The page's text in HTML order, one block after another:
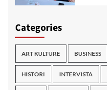
Categories
ART KULTURE BUSINESS
HISTORI INTERVISTA